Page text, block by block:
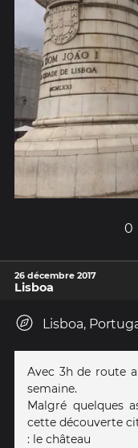
0
26 décembre 2017
Lisboa
Lisboa,
Avec 3h de route
semaine.
Malgré quelques
cette découverte
: le château